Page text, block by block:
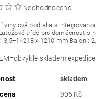
Neohodnoceno
vinylová podlaha s
třídě pro domácnost s
3,5+1×218 x 1210 mm Balení:
skladem
skladem
906 Kč